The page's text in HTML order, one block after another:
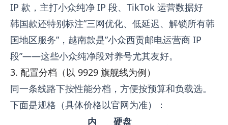
IP 款，主打小众纯净 IP 段、TikTok 运营数据好
韩国款还特别标注”三网优化、低延迟、解锁所有韩
国地区服务”，越南款是”小众西贡邮电运营商 IP
段”——这些小众纯净段对养号尤其友好。
3. 配置分档（以 9929 旗舰线为例）
同一条线路下按性能分档，方便按预算和负载选。
下面是规格（具体价格以官网为准）：
内
硬盘